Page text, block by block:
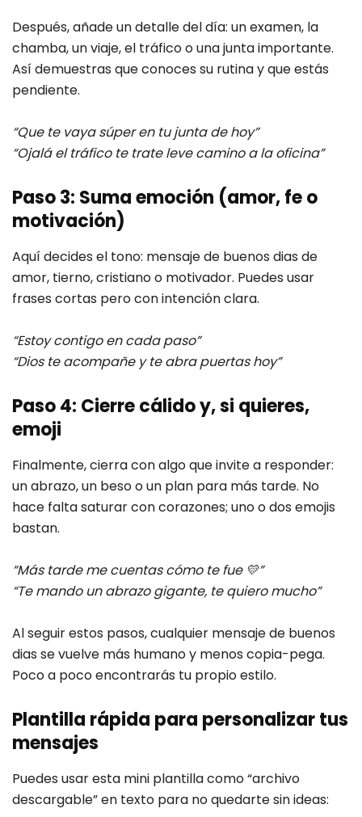
Después, añade un detalle del día: un examen, la
chamba, un viaje, el tráfico o una junta importante.
Así demuestras que conoces su rutina y que estás
pendiente.
“Que te vaya súper en tu junta de hoy”
“Ojalá el tráfico te trate leve camino a la oficina”
Paso 3: Suma emoción (amor, fe o
motivación)
Aquí decides el tono: mensaje de buenos dias de
amor, tierno, cristiano o motivador. Puedes usar
frases cortas pero con intención clara.
“Estoy contigo en cada paso”
“Dios te acompañe y te abra puertas hoy”
Paso 4: Cierre cálido y, si quieres,
emoji
Finalmente, cierra con algo que invite a responder:
un abrazo, un beso o un plan para más tarde. No
hace falta saturar con corazones; uno o dos emojis
bastan.
“Más tarde me cuentas cómo te fue 💛”
“Te mando un abrazo gigante, te quiero mucho”
Al seguir estos pasos, cualquier mensaje de buenos
dias se vuelve más humano y menos copia-pega.
Poco a poco encontrarás tu propio estilo.
Plantilla rápida para personalizar tus
mensajes
Puedes usar esta mini plantilla como “archivo
descargable” en texto para no quedarte sin ideas: